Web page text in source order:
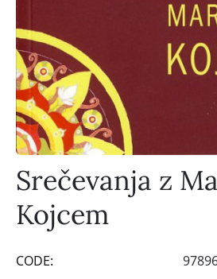
Srečevanja z
Kojcem
CODE: